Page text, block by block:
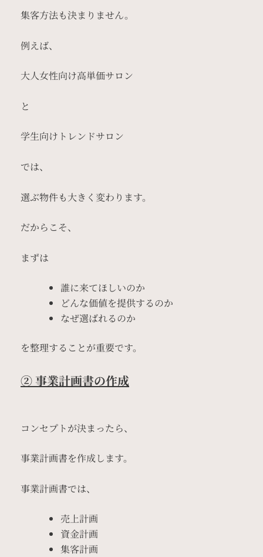
集客方法も決まりません。
例えば、
大人女性向け高単価サロン
と
学生向けトレンドサロン
では、
選ぶ物件も大きく変わります。
だからこそ、
まずは
誰に来てほしいのか
どんな価値を提供するのか
なぜ選ばれるのか
を整理することが重要です。
② 事業計画書の作成
コンセプトが決まったら、
事業計画書を作成します。
事業計画書では、
売上計画
資金計画
集客計画